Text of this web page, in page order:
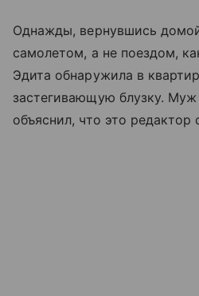
Однажды, вернувшись
самолетом, а не поездом,
Эдита обнаружила в
застегивающую блузку.
объяснил, что это редактор